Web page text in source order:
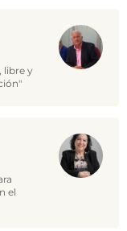
libre y
el